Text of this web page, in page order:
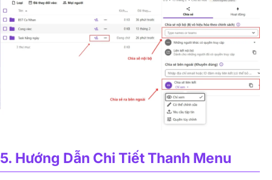
5. Hướng Dẫn Chi Tiết Thanh Menu